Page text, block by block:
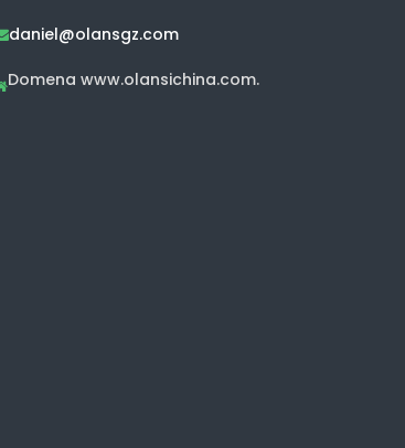
daniel@olansgz.com
Domena www.olansichina.com.